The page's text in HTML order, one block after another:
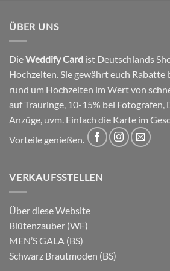
ÜBER UNS
DieWeddify Card ist Deutschlands
Hochzeiten. Sie gewährt euch Rabatte
rund um Hochzeiten im Wert von
auf Trauringe, 10-15% bei Fotografen,
Anzüge, uvm. Einfach die Karte im
Vorteile genießen.
VERKAUFSSTELLEN
Über diese Website
Blütenzauber (WF)
MEN’S GALA (BS)
Schwarz Brautmoden (BS)